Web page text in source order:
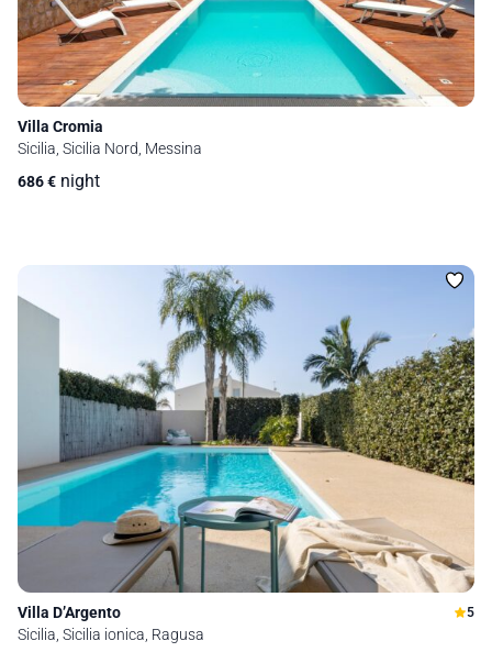
Villa Cromia
Sicilia, Sicilia Nord, Messina
686€ night
Villa D’Argento 5
Sicilia, Sicilia ionica, Ragusa